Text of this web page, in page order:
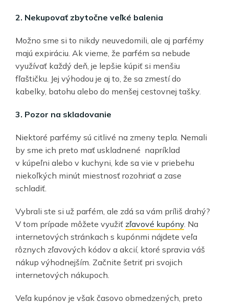
2. Nekupovať zbytočne veľké balenia
Možno sme si to nikdy neuvedomili, ale aj parfémy
majú expiráciu. Ak vieme, že parfém sa nebude
využívať každý deň, je lepšie kúpiť si menšiu
fľaštičku. Jej výhodou je aj to, že sa zmestí do
kabelky, batohu alebo do menšej cestovnej tašky.
3. Pozor na skladovanie
Niektoré parfémy sú citlivé na zmeny tepla. Nemali
by sme ich preto mať uskladnené napríklad
v kúpeľni alebo v kuchyni, kde sa vie v priebehu
niekoľkých minút miestnosť rozohriať a zase
schladiť.
Vybrali ste si už parfém, ale zdá sa vám príliš drahý?
V tom prípade môžete využiť zľavové kupóny . Na
internetových stránkach s kupónmi nájdete veľa
rôznych zľavových kódov a akcií, ktoré spravia váš
nákup výhodnejším. Začnite šetriť pri svojich
internetových nákupoch.
Veľa kupónov je však časovo obmedzených, preto